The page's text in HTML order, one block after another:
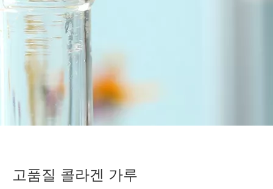
고품질 콜라겐 가루